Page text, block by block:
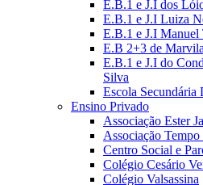
E.B.1 e J.I dos
E.B.1 e J.I Luiza
E.B.1 e J.I Manuel
E.B 2+3 de Marvila
E.B.1 e J.I do
Silva
Escola Secundária
Ensino Privado
Associação Ester
Associação
Centro Social e
Colégio Cesário
Colégio Valsassina